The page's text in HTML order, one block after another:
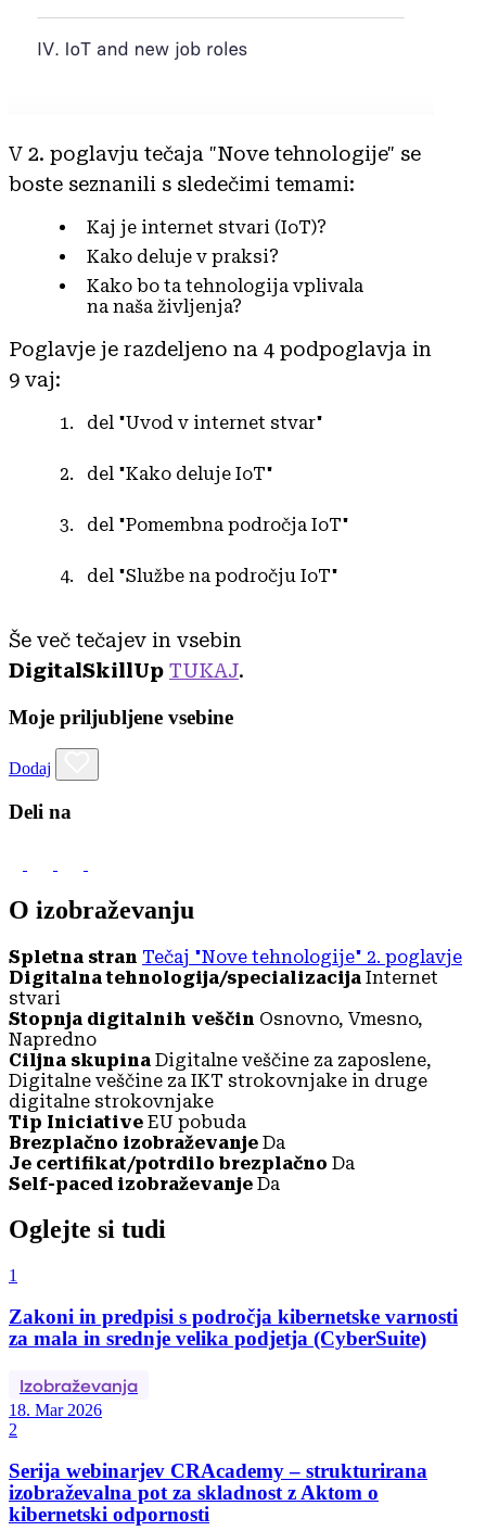
V 2. poglavju tečaja "Nove tehnologije" se
boste seznanili s sledečimi temami:
Kaj je internet stvari (IoT)?
Kako deluje v praksi?
Kako bo ta tehnologija vplivala
na naša življenja?
Poglavje je razdeljeno na 4 podpoglavja in
9 vaj:
del "Uvod v internet stvar"
del "Kako deluje IoT"
del "Pomembna področja IoT"
del "Službe na področju IoT"
Še več tečajev in vsebin
DigitalSkillUp TUKAJ.
Moje priljubljene vsebine
Dodaj
Deli na
O izobraževanju
Spletna stran Tečaj "Nove tehnologije" 2. poglavje
Digitalna tehnologija/specializacija Internet
stvari
Stopnja digitalnih veščin Osnovno, Vmesno,
Napredno
Ciljna skupina Digitalne veščine za zaposlene,
Digitalne veščine za IKT strokovnjake in druge
digitalne strokovnjake
Tip Iniciative EU pobuda
Brezplačno izobraževanje Da
Je certifikat/potrdilo brezplačno Da
Self-paced izobraževanje Da
Oglejte si tudi
1
Zakoni in predpisi s področja kibernetske varnosti
za mala in srednje velika podjetja (CyberSuite)
Izobraževanja
18. Mar 2026
2
Serija webinarjev CRAcademy – strukturirana
izobraževalna pot za skladnost z Aktom o
kibernetski odpornosti